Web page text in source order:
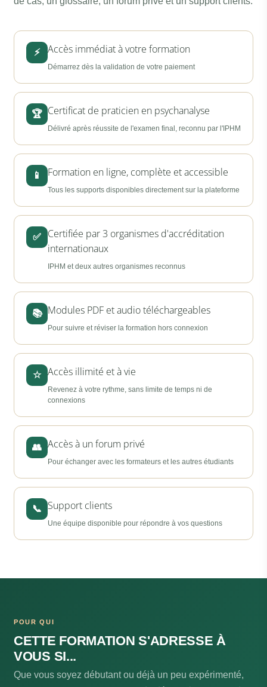
⚡ Accès immédiat à votre formation
Démarrez dès la validation de votre paiement
🏆 Certificat de praticien en psychanalyse
Délivré après réussite de l'examen final, reconnu par l'IPHM
📱 Formation en ligne, complète et accessible
Tous les supports disponibles directement sur la plateforme
✅
Certifiée par 3 organismes d'accréditation
internationaux
IPHM et deux autres organismes reconnus
📚 Modules PDF et audio téléchargeables
Pour suivre et réviser la formation hors connexion
☆ Accès illimité et à vie
Revenez à votre rythme, sans limite de temps ni de
connexions
👥 Accès à un forum privé
Pour échanger avec les formateurs et les autres étudiants
📞 Support clients
Une équipe disponible pour répondre à vos questions
POUR QUI
CETTE FORMATION S'ADRESSE À
VOUS SI...
Que vous soyez débutant ou déjà un peu expérimenté,